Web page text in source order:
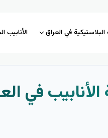
البلاستيكية في العراق الأنابيب
في